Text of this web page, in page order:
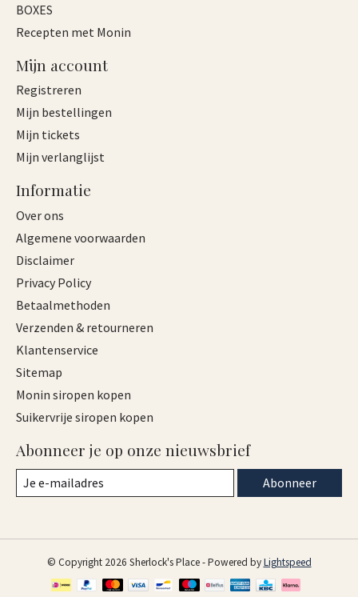
BOXES
Recepten met Monin
Mijn account
Registreren
Mijn bestellingen
Mijn tickets
Mijn verlanglijst
Informatie
Over ons
Algemene voorwaarden
Disclaimer
Privacy Policy
Betaalmethoden
Verzenden & retourneren
Klantenservice
Sitemap
Monin siropen kopen
Suikervrije siropen kopen
Abonneer je op onze nieuwsbrief
Abonneer
© Copyright 2026 Sherlock's Place - Powered byLightspeed